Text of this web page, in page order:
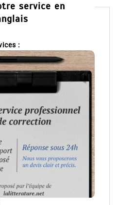
service en
: